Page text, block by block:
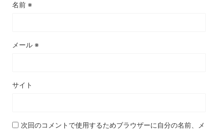
名前 ※
メール ※
サイト
次回のコメントで使用するためブラウザーに自分の名前、メ